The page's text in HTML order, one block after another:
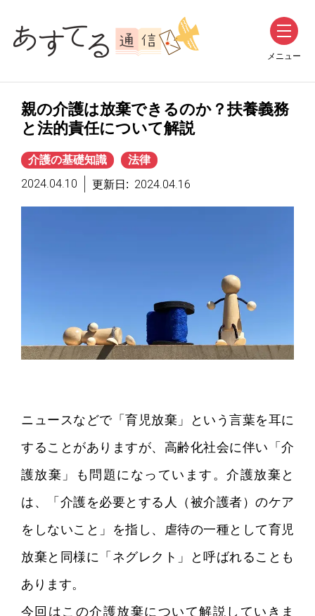
メニュー
親の介護は放棄できるのか？扶養義務
と法的責任について解説
介護の基礎知識 法律
2024.04.10 更新日: 2024.04.16
ニュースなどで「育児放棄」という言葉を耳に
することがありますが、高齢化社会に伴い「介
護放棄」も問題になっています。介護放棄と
は、「介護を必要とする人（被介護者）のケア
をしないこと」を指し、虐待の一種として育児
放棄と同様に「ネグレクト」と呼ばれることも
あります。
今回はこの介護放棄について解説していきま